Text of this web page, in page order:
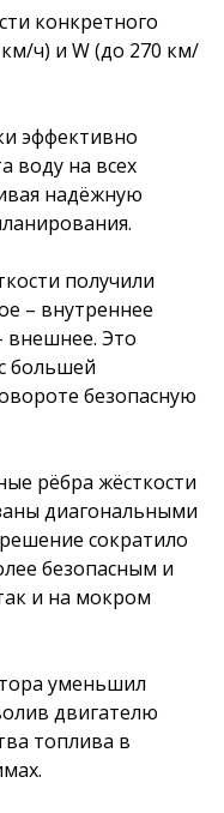
конкретного
ч) и W (до 270 км/
эффективно
воду на всех
надёжную
получили
– внутреннее
внешнее. Это
большей
безопасную
рёбра жёсткости
диагональными
сократило
безопасным и
и на мокром
уменьшил
двигателю
топлива в